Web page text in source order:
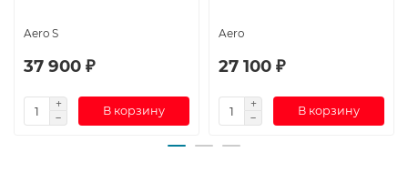
Aero S
37 900 ₽
В корзину
Aero
27 100 ₽
В корзину